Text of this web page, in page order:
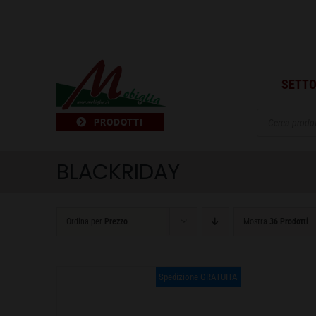
PRODOTTI
Spedizione GRATUITA